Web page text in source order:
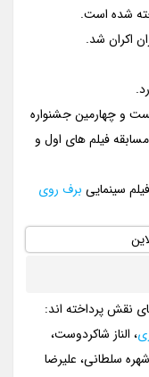
شده است.
و چهارمین جشنواره
فیلم های اول و
سینمایی برف روی
نقش پرداخته اند:
، الناز شاکردوست،
سلطانی، علیرضا